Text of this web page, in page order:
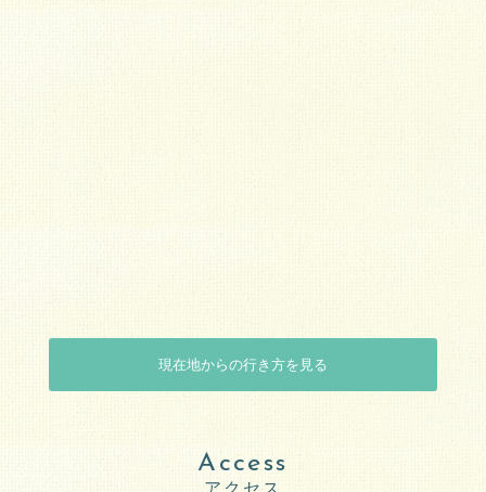
現在地からの行き方を見る
Access